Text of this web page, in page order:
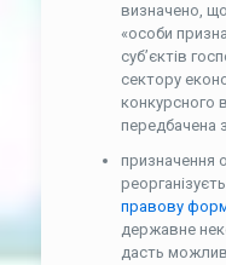
визначено, що
«особи
суб’єктів
сектору
конкурсного
передбачена
призначення
правову
державне
дасть